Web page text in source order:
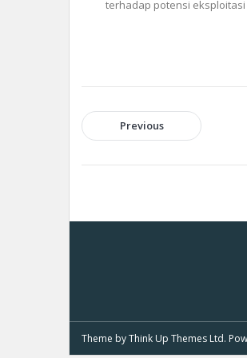
terhadap potensi
Previous
Theme byThink Up Themes Ltd.